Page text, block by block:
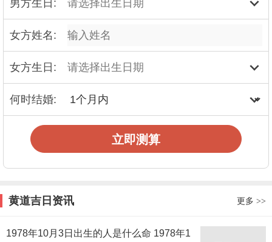
男方生日:
女方姓名:
女方生日:
何时结婚:
立即测算
黄道吉日资讯 更多 >>
1978年10月3日出生的人是什么命 1978年1